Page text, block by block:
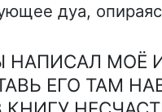
дуа,
НАПИСАЛ МОЁ
ЕГО ТАМ